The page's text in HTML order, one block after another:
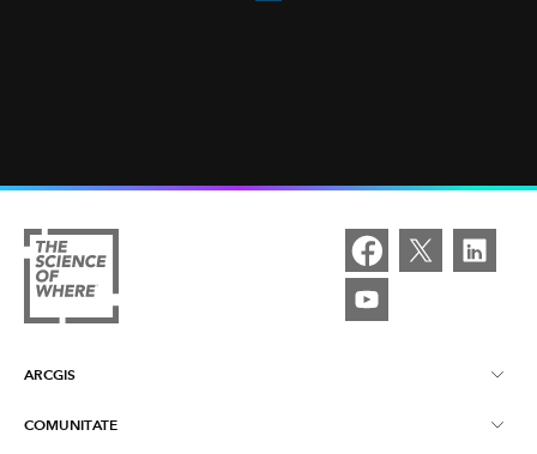
ARCGIS
Despre ArcGIS
COMUNITATE